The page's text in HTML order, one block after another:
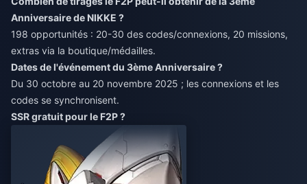
Anniversaire de NIKKE ?
198 opportunités : 20-30 des codes/connexions, 20 missions,
extras via la boutique/médailles.
Dates de l'événement du 3ème Anniversaire ?
Du 30 octobre au 20 novembre 2025 ; les connexions et les
codes se synchronisent.
SSR gratuit pour le F2P ?